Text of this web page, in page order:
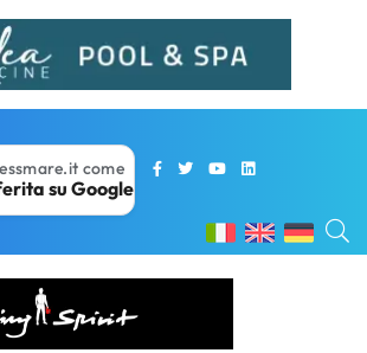
come
su Google